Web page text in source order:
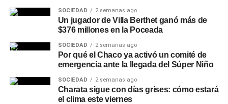
SOCIEDAD 2 semanas ago
Un jugador de Villa Berthet ganó más de
$376 millones en la Poceada
SOCIEDAD 2 semanas ago
Por qué el Chaco ya activó un comité de
emergencia ante la llegada del Súper Niño
SOCIEDAD 2 semanas ago
Charata sigue con días grises: cómo estará
el clima este viernes